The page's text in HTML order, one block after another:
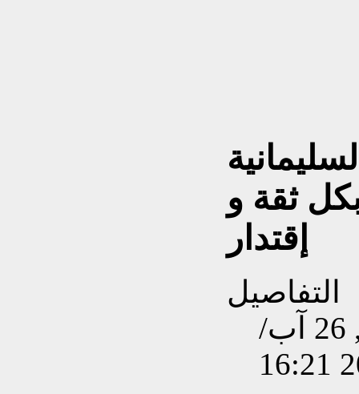
ثقة و
إقتدار
التفاصيل
تم إنشاءه بتاريخ الثلاثاء, 26 آب/